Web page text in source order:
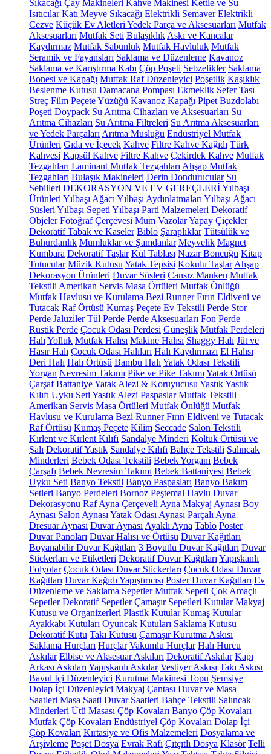
Sıkacağı Çay Makineleri Kahve Makinesi Kettle ve Su
Isıtıcılar Katı Meyve Sıkacağı Elektrikli Semaver Elektrikli
Cezve Küçük Ev Aletleri Yedek Parça ve Aksesuarları Mutfak
Aksesuarları Mutfak Seti Bulaşıklık Askı ve Kancalar
Kaydırmaz Mutfak Sabunluk Mutfak Havluluk Mutfak
Seramik ve Fayansları Saklama ve Düzenleme Kavanoz
Saklama ve Karıştırma Kabı Çöp Poşeti Sebzelikler Saklama
Bonesi ve Kapağı Mutfak Raf Düzenleyici Poşetlik Kaşıklık
Beslenme Kutusu Damacana Pompası Ekmeklik Sefer Tası
Streç Film Peçete Yüzüğü Kavanoz Kapağı Pipet Buzdolabı
Poşeti Doypack Su Arıtma Cihazları ve Aksesuarları Su
Arıtma Cihazları Su Arıtma Filtreleri Su Arıtma Aksesuarları
ve Yedek Parçaları Arıtma Musluğu Endüstriyel Mutfak
Ürünleri Gıda ve İçecek Kahve Filtre Kahve Kağıdı Türk
Kahvesi Kapsül Kahve Filtre Kahve Çekirdek Kahve Mutfak
Tezgahları Laminant Mutfak Tezgahları Ahşap Mutfak
Tezgahları Bulaşık Makineleri Derin Dondurucular Su
Sebilleri DEKORASYON VE EV GEREÇLERİYılbaşı
Ürünleri Yılbaşı Ağacı Yılbaşı Aydınlatmaları Yılbaşı Ağacı
Süsleri Yılbaşı Sepeti Yılbaşı Parti Malzemeleri Dekoratif
Objeler Fotoğraf Çerçevesi Mum VazolarYapay Çiçekler
Dekoratif Tabak ve Kaseler Biblo Şaraplıklar Tütsülük ve
Buhurdanlık Mumluklar ve Şamdanlar Meyvelik Magnet
Kumbara Dekoratif Taşlar Kül Tablası Nazar Boncuğu Kitap
Tutucular Müzik Kutusu Yatak Tepsisi Kokulu Taşlar Ahşap
Dekorasyon Ürünleri Duvar Süsleri Cansız Manken Mutfak
Tekstili Amerikan Servis Masa Örtüleri Mutfak Önlüğü
Mutfak Havlusu ve Kurulama Bezi Runner Fırın Eldiveni ve
Tutacak Raf Örtüsü Kumaş Peçete Ev Tekstili Perde Stor
Perde Jaluziler Tül Perde Perde Aksesuarları Fon Perde
Rustik Perde Çocuk Odası Perdesi Güneşlik Mutfak Perdeleri
Halı Yolluk Mutfak Halısı Makine Halısı Shaggy Halı Jüt ve
Hasır Halı Çocuk Odası Halıları Halı Kaydırmazı El Halısı
Deri Halı Halı Örtüsü Bambu Halı Yatak Odası Tekstili
Yorgan Nevresim Takımı Pike ve Pike Takımı Yatak Örtüsü
Çarşaf BattaniyeYatak Alezi & Koruyucusu YastıkYastık
Kılıfı Uyku Seti Yastık Alezi Paspaslar Mutfak Tekstili
Amerikan Servis Masa Örtüleri Mutfak Önlüğü Mutfak
Havlusu ve Kurulama Bezi Runner Fırın Eldiveni ve Tutacak
Raf Örtüsü Kumaş Peçete Kilim Seccade Salon Tekstili
Kırlent ve Kırlent Kılıfı Sandalye Minderi Koltuk Örtüsü ve
Şalı Dekoratif Yastık Sandalye Kılıfı Bahçe Tekstili Salıncak
Minderleri Bebek Odası Tekstili Bebek Yorganı Bebek
Çarşafı Bebek Nevresim Takımı Bebek Battaniyesi Bebek
Uyku Seti Banyo Tekstil Banyo Paspasları Banyo Bakım
Setleri Banyo Perdeleri Bornoz Peştemal Havlu Duvar
Dekorasyonu Raf Ayna Çerçeveli Ayna Makyaj Aynası Boy
Aynası Salon Aynası Yatak Odası Aynası Parçalı Ayna
Dresuar Aynası Duvar Aynası Ayaklı Ayna Tablo Poster
Duvar Panoları Duvar Halısı ve Örtüsü Duvar Kağıtları
Boyanabilir Duvar Kağıtları 3 Boyutlu Duvar Kağıtları Duvar
Stickerları ve Etiketleri Dekoratif Duvar Kağıtları Yapışkanlı
Folyolar Çocuk Odası Duvar Stickerları Çocuk Odası Duvar
Kağıtları Duvar Kağıdı Yapıştırıcısı Poster Duvar Kağıtları Ev
Düzenleme ve Saklama Sepetler Mutfak Sepeti Çok Amaçlı
Sepetler Dekoratif Sepetler Çamaşır Sepetleri Kutular Makyaj
Kutusu ve Organizerleri Plastik Kutular Kumaş Kutular
Ayakkabı Kutuları Oyuncak Kutuları Saklama Kutusu
Dekoratif Kutu Takı Kutusu Çamaşır Kurutma Askısı
Saklama Hurçları Hurçlar Vakumlu Hurçlar Halı Hurcu
Askılar Elbise ve Aksesuar Askıları Dekoratif Askılar Kapı
Arkası Askıları Yapışkanlı Askılar Vestiyer Askısı Takı Askısı
Bavul İçi Düzenleyici Kurutma Makinesi Topu Şemsiye
Dolap İçi Düzenleyici Makyaj Çantası Duvar ve Masa
Saatleri Masa Saati Duvar Saatleri Bahçe Tekstili Salıncak
Minderleri Ütü Masası Çöp Kovaları Banyo Çöp Kovaları
Mutfak Çöp Kovaları Endüstriyel Çöp Kovaları Dolap İçi
Çöp Kovaları Kırtasiye ve Ofis Malzemeleri Dosyalama ve
Arşivleme Poşet Dosya Evrak Rafı Çıtçıtlı Dosya Klasör Telli